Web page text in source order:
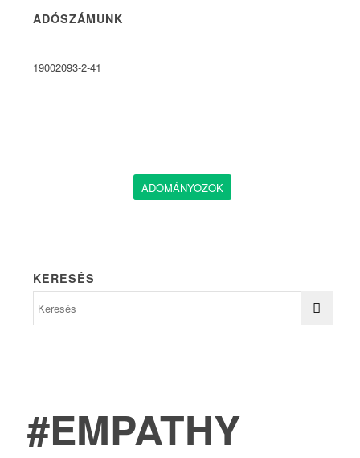
ADÓSZÁMUNK
19002093-2-41
ADOMÁNYOZOK
KERESÉS
#EMPATHY